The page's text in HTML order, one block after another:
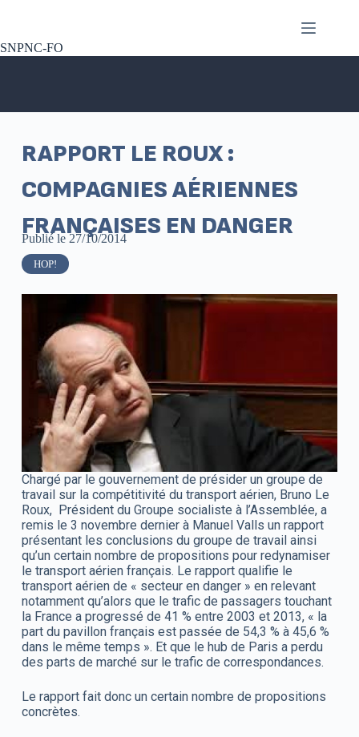
SNPNC-FO
RAPPORT LE ROUX :
COMPAGNIES AÉRIENNES
FRANÇAISES EN DANGER
Publié le 27/10/2014
HOP!
Chargé par le gouvernement de présider un groupe de
travail sur la compétitivité du transport aérien, Bruno Le
Roux, Président du Groupe socialiste à l’Assemblée, a
remis le 3 novembre dernier à Manuel Valls un rapport
présentant les conclusions du groupe de travail ainsi
qu’un certain nombre de propositions pour redynamiser
le transport aérien français. Le rapport qualifie le
transport aérien de « secteur en danger » en relevant
notamment qu’alors que le trafic de passagers touchant
la France a progressé de 41 % entre 2003 et 2013, « la
part du pavillon français est passée de 54,3 % à 45,6 %
dans le même temps ». Et que le hub de Paris a perdu
des parts de marché sur le trafic de correspondances.
Le rapport fait donc un certain nombre de propositions
concrètes.